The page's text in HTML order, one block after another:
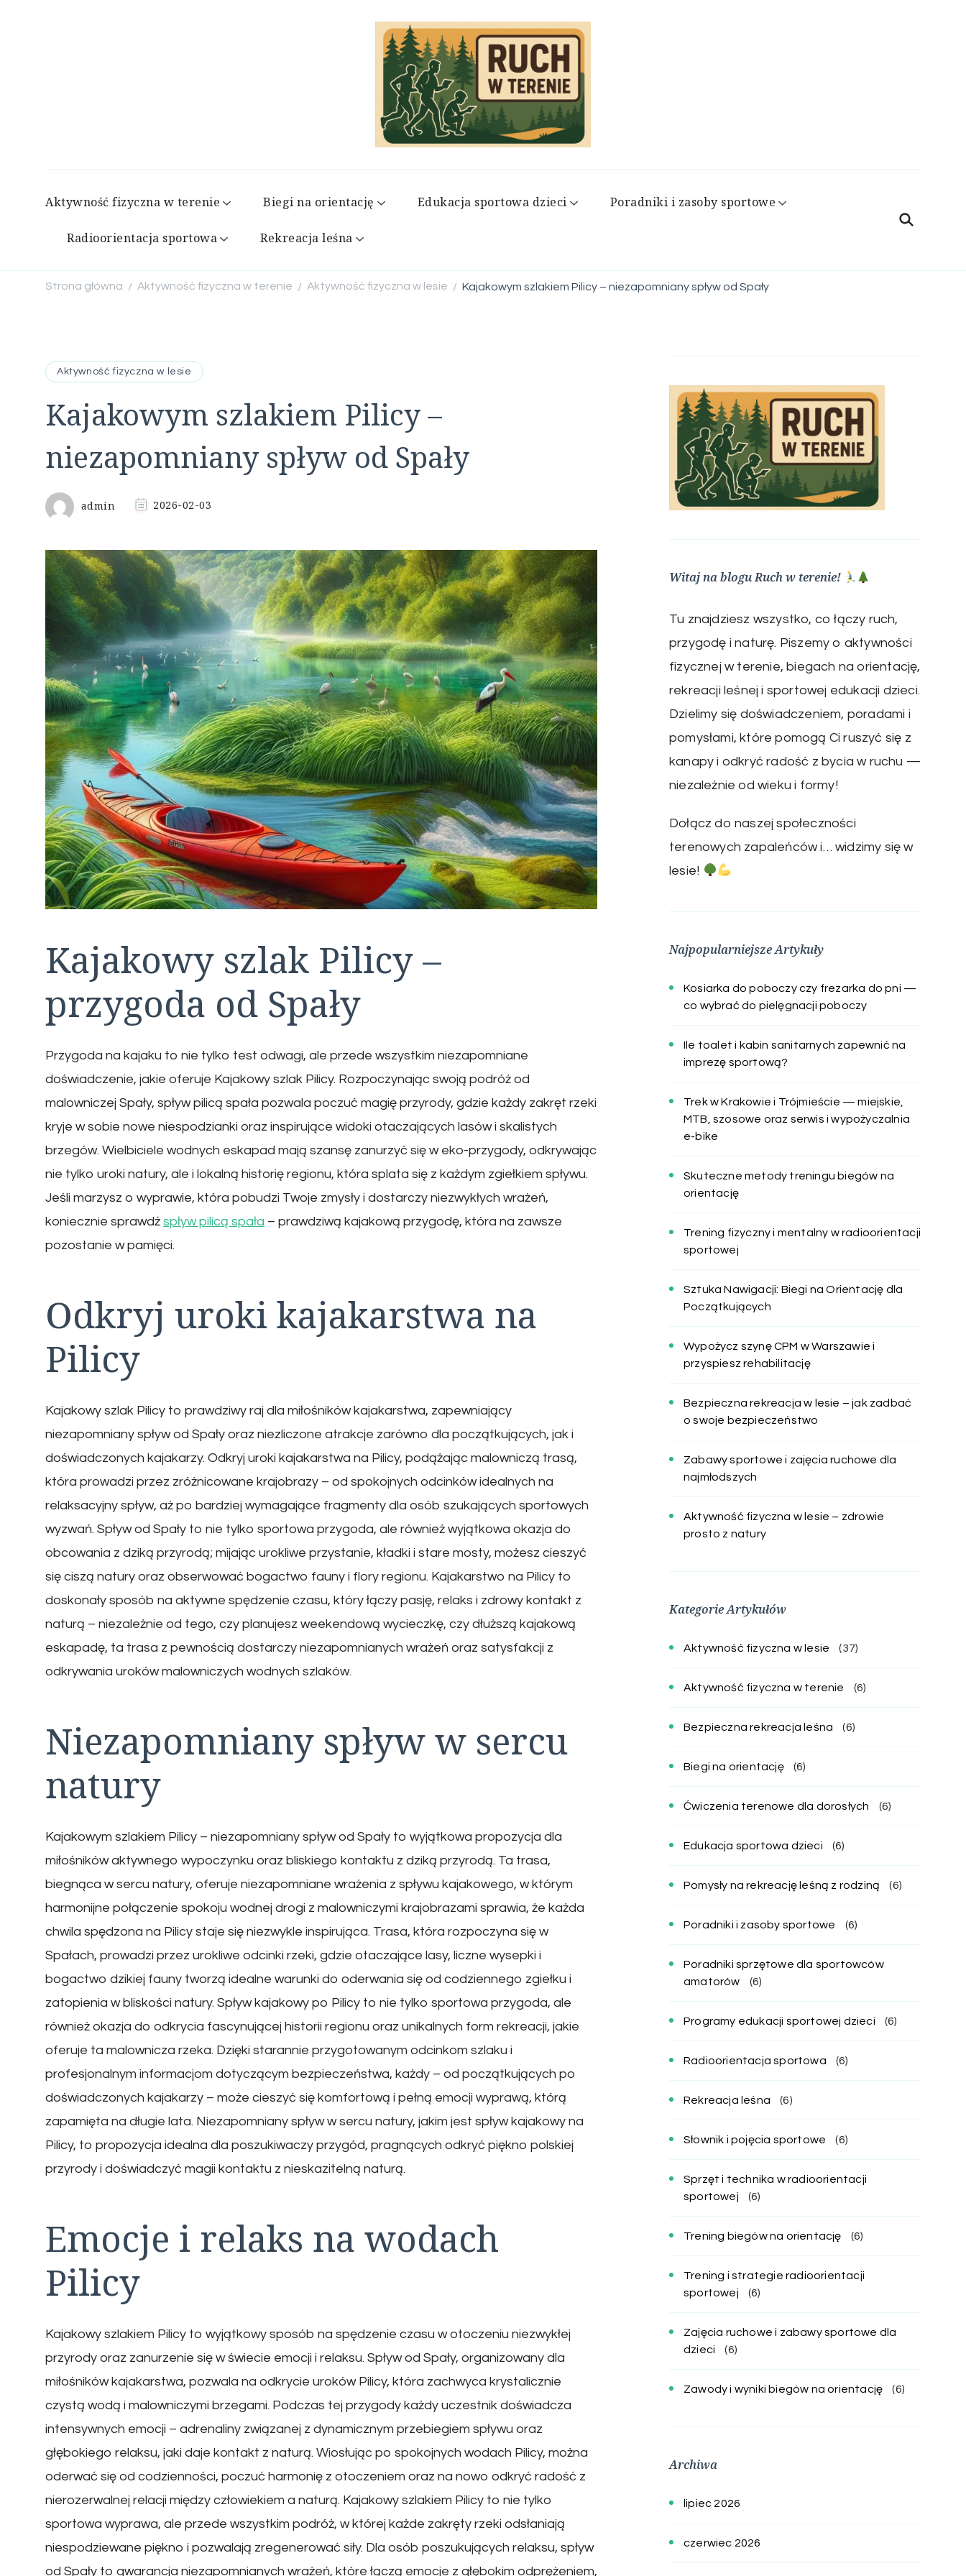
Aktywność fizyczna w terenie Biegi na orientację Edukacja sportowa dzieci Poradniki i zasoby sportowe
Radioorientacja sportowa Rekreacja leśna
Strona główna / Aktywność fizyczna w terenie / Aktywność fizyczna w lesie / Kajakowym szlakiem Pilicy – niezapomniany spływ od Spały
Aktywność fizyczna w lesie
Kajakowym szlakiem Pilicy –
niezapomniany spływ od Spały
admin 2026-02-03
Kajakowy szlak Pilicy –
przygoda od Spały
Przygoda na kajaku to nie tylko test odwagi, ale przede wszystkim niezapomniane
doświadczenie, jakie oferuje Kajakowy szlak Pilicy. Rozpoczynając swoją podróż od
malowniczej Spały, spływ pilicą spała pozwala poczuć magię przyrody, gdzie każdy zakręt rzeki
kryje w sobie nowe niespodzianki oraz inspirujące widoki otaczających lasów i skalistych
brzegów. Wielbiciele wodnych eskapad mają szansę zanurzyć się w eko-przygody, odkrywając
nie tylko uroki natury, ale i lokalną historię regionu, która splata się z każdym zgiełkiem spływu.
Jeśli marzysz o wyprawie, która pobudzi Twoje zmysły i dostarczy niezwykłych wrażeń,
koniecznie sprawdź spływ pilicą spała – prawdziwą kajakową przygodę, która na zawsze
pozostanie w pamięci.
Odkryj uroki kajakarstwa na
Pilicy
Kajakowy szlak Pilicy to prawdziwy raj dla miłośników kajakarstwa, zapewniający
niezapomniany spływ od Spały oraz niezliczone atrakcje zarówno dla początkujących, jak i
doświadczonych kajakarzy. Odkryj uroki kajakarstwa na Pilicy, podążając malowniczą trasą,
która prowadzi przez zróżnicowane krajobrazy – od spokojnych odcinków idealnych na
relaksacyjny spływ, aż po bardziej wymagające fragmenty dla osób szukających sportowych
wyzwań. Spływ od Spały to nie tylko sportowa przygoda, ale również wyjątkowa okazja do
obcowania z dziką przyrodą; mijając urokliwe przystanie, kładki i stare mosty, możesz cieszyć
się ciszą natury oraz obserwować bogactwo fauny i flory regionu. Kajakarstwo na Pilicy to
doskonały sposób na aktywne spędzenie czasu, który łączy pasję, relaks i zdrowy kontakt z
naturą – niezależnie od tego, czy planujesz weekendową wycieczkę, czy dłuższą kajakową
eskapadę, ta trasa z pewnością dostarczy niezapomnianych wrażeń oraz satysfakcji z
odkrywania uroków malowniczych wodnych szlaków.
Niezapomniany spływ w sercu
natury
Kajakowym szlakiem Pilicy – niezapomniany spływ od Spały to wyjątkowa propozycja dla
miłośników aktywnego wypoczynku oraz bliskiego kontaktu z dziką przyrodą. Ta trasa,
biegnąca w sercu natury, oferuje niezapomniane wrażenia z spływu kajakowego, w którym
harmonijne połączenie spokoju wodnej drogi z malowniczymi krajobrazami sprawia, że każda
chwila spędzona na Pilicy staje się niezwykle inspirująca. Trasa, która rozpoczyna się w
Spałach, prowadzi przez urokliwe odcinki rzeki, gdzie otaczające lasy, liczne wysepki i
bogactwo dzikiej fauny tworzą idealne warunki do oderwania się od codziennego zgiełku i
zatopienia w bliskości natury. Spływ kajakowy po Pilicy to nie tylko sportowa przygoda, ale
również okazja do odkrycia fascynującej historii regionu oraz unikalnych form rekreacji, jakie
oferuje ta malownicza rzeka. Dzięki starannie przygotowanym odcinkom szlaku i
profesjonalnym informacjom dotyczącym bezpieczeństwa, każdy – od początkujących po
doświadczonych kajakarzy – może cieszyć się komfortową i pełną emocji wyprawą, którą
zapamięta na długie lata. Niezapomniany spływ w sercu natury, jakim jest spływ kajakowy na
Pilicy, to propozycja idealna dla poszukiwaczy przygód, pragnących odkryć piękno polskiej
przyrody i doświadczyć magii kontaktu z nieskazitelną naturą.
Emocje i relaks na wodach
Pilicy
Kajakowy szlakiem Pilicy to wyjątkowy sposób na spędzenie czasu w otoczeniu niezwykłej
przyrody oraz zanurzenie się w świecie emocji i relaksu. Spływ od Spały, organizowany dla
miłośników kajakarstwa, pozwala na odkrycie uroków Pilicy, która zachwyca krystalicznie
czystą wodą i malowniczymi brzegami. Podczas tej przygody każdy uczestnik doświadcza
intensywnych emocji – adrenaliny związanej z dynamicznym przebiegiem spływu oraz
głębokiego relaksu, jaki daje kontakt z naturą. Wiosłując po spokojnych wodach Pilicy, można
oderwać się od codzienności, poczuć harmonię z otoczeniem oraz na nowo odkryć radość z
nierozerwalnej relacji między człowiekiem a naturą. Kajakowy szlakiem Pilicy to nie tylko
sportowa wyprawa, ale przede wszystkim podróż, w której każde zakręty rzeki odsłaniają
niespodziewane piękno i pozwalają zregenerować siły. Dla osób poszukujących relaksu, spływ
od Spały to gwarancja niezapomnianych wrażeń, które łączą emocje z głębokim odprężeniem,
Witaj na blogu Ruch w terenie!
Tu znajdziesz wszystko, co łączy ruch,
przygodę i naturę. Piszemy o aktywności
fizycznej w terenie, biegach na orientację,
rekreacji leśnej i sportowej edukacji dzieci.
Dzielimy się doświadczeniem, poradami i
pomysłami, które pomogą Ci ruszyć się z
kanapy i odkryć radość z bycia w ruchu —
niezależnie od wieku i formy!
Dołącz do naszej społeczności
terenowych zapaleńców i… widzimy się w
lesie!
Najpopularniejsze Artykuły
Kosiarka do poboczy czy frezarka do pni —
co wybrać do pielęgnacji poboczy
Ile toalet i kabin sanitarnych zapewnić na
imprezę sportową?
Trek w Krakowie i Trójmieście — miejskie,
MTB, szosowe oraz serwis i wypożyczalnia
e-bike
Skuteczne metody treningu biegów na
orientację
Trening fizyczny i mentalny w radioorientacji
sportowej
Sztuka Nawigacji: Biegi na Orientację dla
Początkujących
Wypożycz szynę CPM w Warszawie i
przyspiesz rehabilitację
Bezpieczna rekreacja w lesie – jak zadbać
o swoje bezpieczeństwo
Zabawy sportowe i zajęcia ruchowe dla
najmłodszych
Aktywność fizyczna w lesie – zdrowie
prosto z natury
Kategorie Artykułów
Aktywność fizyczna w lesie (37)
Aktywność fizyczna w terenie (6)
Bezpieczna rekreacja leśna (6)
Biegi na orientację (6)
Ćwiczenia terenowe dla dorosłych (6)
Edukacja sportowa dzieci (6)
Pomysły na rekreację leśną z rodziną (6)
Poradniki i zasoby sportowe (6)
Poradniki sprzętowe dla sportowców
amatorów
(6)
Programy edukacji sportowej dzieci (6)
Radioorientacja sportowa (6)
Rekreacja leśna (6)
Słownik i pojęcia sportowe (6)
Sprzęt i technika w radioorientacji
sportowej
(6)
Trening biegów na orientację (6)
Trening i strategie radioorientacji
sportowej
(6)
Zajęcia ruchowe i zabawy sportowe dla
dzieci
(6)
Zawody i wyniki biegów na orientację (6)
Archiwa
lipiec 2026
czerwiec 2026